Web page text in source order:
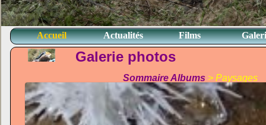
Accueil Actualités Films
Galerie photos
Sommaire Albums > Paysages